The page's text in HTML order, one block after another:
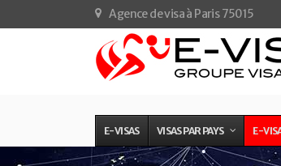
Agence de visa à Paris 75015
E-VISAS VISAS PAR PAYS E-